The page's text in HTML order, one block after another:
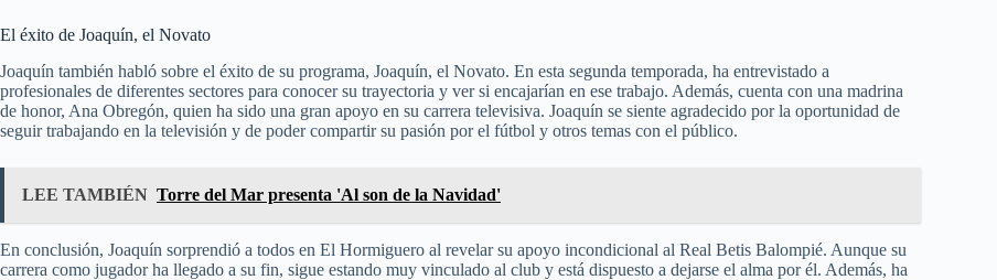
El éxito de Joaquín, el Novato
Joaquín también habló sobre el éxito de su programa, Joaquín, el Novato. En esta segunda temporada, ha entrevistado a
profesionales de diferentes sectores para conocer su trayectoria y ver si encajarían en ese trabajo. Además, cuenta con una madrina
de honor, Ana Obregón, quien ha sido una gran apoyo en su carrera televisiva. Joaquín se siente agradecido por la oportunidad de
seguir trabajando en la televisión y de poder compartir su pasión por el fútbol y otros temas con el público.
LEE TAMBIÉN Torre del Mar presenta 'Al son de la Navidad'
En conclusión, Joaquín sorprendió a todos en El Hormiguero al revelar su apoyo incondicional al Real Betis Balompié. Aunque su
carrera como jugador ha llegado a su fin, sigue estando muy vinculado al club y está dispuesto a dejarse el alma por él. Además, ha